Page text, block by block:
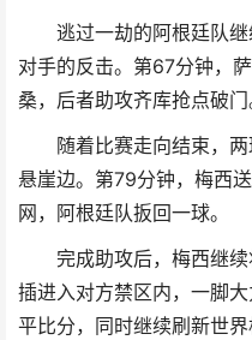
逃过一劫的阿根廷队
对手的反击。第67分钟，
桑，后者助攻齐库抢点破门
随着比赛走向结束，
悬崖边。第79分钟，梅西
网，阿根廷队扳回一球。
完成助攻后，梅西继
插进入对方禁区内，一脚
平比分，同时继续刷新世界